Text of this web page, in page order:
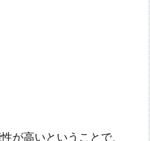
が高いということで、